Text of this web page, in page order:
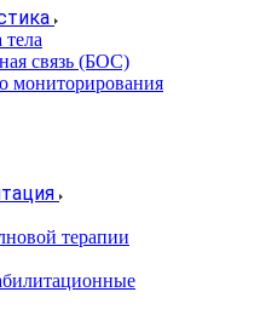
связь (БОС)
мониторирования
терапии